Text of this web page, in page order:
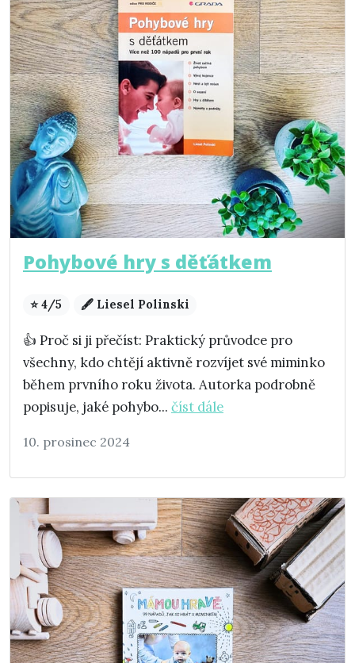
Pohybové hry s děťátkem
⭐ 4/5 🖋️ Liesel Polinski
👍 Proč si ji přečíst: Praktický průvodce pro
všechny, kdo chtějí aktivně rozvíjet své miminko
během prvního roku života. Autorka podrobně
popisuje, jaké pohybo... číst dále
10. prosinec 2024